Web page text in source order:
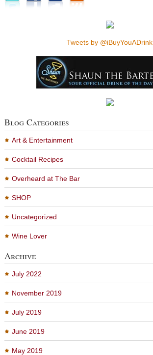
Tweets by @iBuyYouADrink
Blog Categories
Art & Entertainment
Cocktail Recipes
Overheard at The Bar
SHOP
Uncategorized
Wine Lover
Archive
July 2022
November 2019
July 2019
June 2019
May 2019